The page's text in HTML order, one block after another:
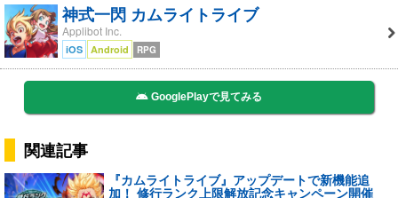
神式一閃 カムライトライブ
Applibot Inc.
iOS Android RPG
GooglePlayで見てみる
関連記事
『カムライトライブ』アップデートで新機能追
加！ 修行ランク上限解放記念キャンペーン開催